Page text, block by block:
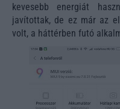
kevesebb energiát
javítottak, de ez már az
volt, a háttérben futó